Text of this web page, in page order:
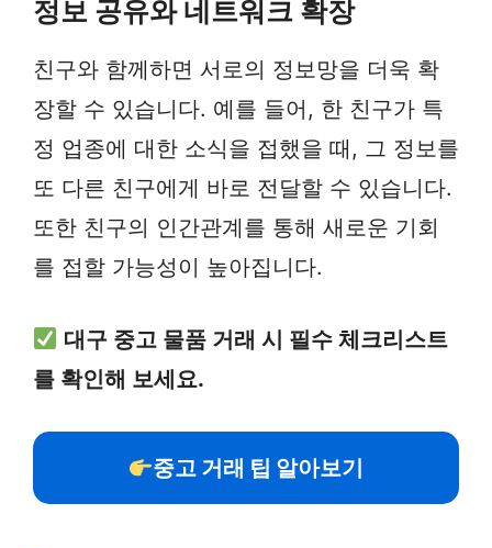
정보 공유와 네트워크 확장
친구와 함께하면 서로의 정보망을 더욱 확
장할 수 있습니다. 예를 들어, 한 친구가 특
정 업종에 대한 소식을 접했을 때, 그 정보를
또 다른 친구에게 바로 전달할 수 있습니다.
또한 친구의 인간관계를 통해 새로운 기회
를 접할 가능성이 높아집니다.
대구 중고 물품 거래 시 필수 체크리스트
를 확인해 보세요.
중고 거래 팁 알아보기